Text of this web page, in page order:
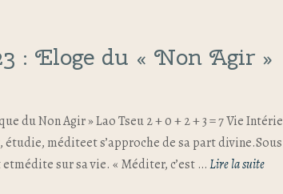
: Eloge du « Non Agir »
du Non Agir » Lao Tseu 2 + 0 + 2 + 3 = 7 Vie
méditeet s’approche de sa part divine.Sous
sur sa vie. « Méditer, c’est …Lire la suite